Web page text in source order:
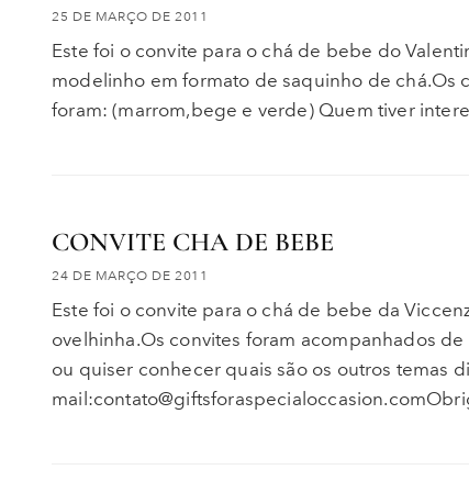
25 DE MARÇO DE 2011
Este foi o convite para o chá de bebe do
modelinho em formato de saquinho de chá.Os
foram: (marrom,bege e verde) Quem tiver
CONVITE CHA DE BEBE
24 DE MARÇO DE 2011
Este foi o convite para o chá de bebe da
ovelhinha.Os convites foram acompanhados
ou quiser conhecer quais são os outros temas